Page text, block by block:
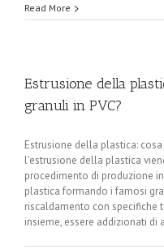
Read More
Estrusione della
granuli in PVC?
Estrusione della plastica:
l'estrusione della plastica
procedimento di produzione
plastica formando i famosi
riscaldamento con specifiche
insieme, essere addizionati